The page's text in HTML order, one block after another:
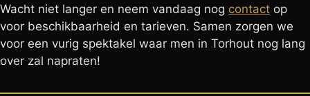
Wacht niet langer en neem vandaag nog contact op
voor beschikbaarheid en tarieven. Samen zorgen we
voor een vurig spektakel waar men in Torhout nog lang
over zal napraten!